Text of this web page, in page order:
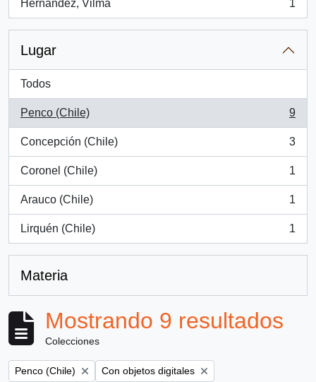
Hernández, Vilma
, 1 resultados
1
Lugar
Todos
Penco (Chile)
, 9 resultados
9
Concepción (Chile)
, 3 resultados
3
Coronel (Chile)
, 1 resultados
1
Arauco (Chile)
, 1 resultados
1
Lirquén (Chile)
, 1 resultados
1
Materia
Mostrando 9 resultados
Colecciones
Remove filter:
Penco (Chile) Remove filter:
Con objetos digitales